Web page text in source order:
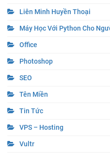
Liên Minh Huyền Thoại
Máy Học Với Python Cho
Office
Photoshop
SEO
Tên Miền
Tin Tức
VPS – Hosting
Vultr